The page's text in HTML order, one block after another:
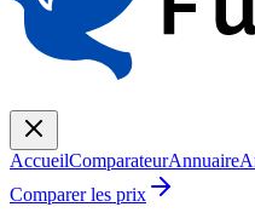
AccueilComparateurAnnuaire
Comparer les prix